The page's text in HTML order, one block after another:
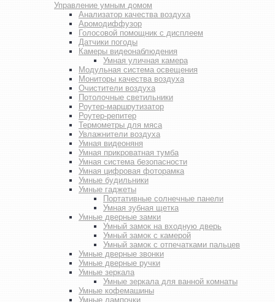
Управление умным домом
Анализатор качества воздуха
Аромодиффузор
Голосовой помощник с дисплеем
Датчики погоды
Камеры видеонаблюдения
Умная уличная камера
Модульная система освещения
Мониторы качества воздуха
Очистители воздуха
Потолочные светильники
Роутер-маршрутизатор
Роутер-репитер
Термометры для мяса
Увлажнители воздуха
Умная видеоняня
Умная прикроватная тумба
Умная система безопасности
Умная цифровая фоторамка
Умные будильники
Умные гаджеты
Портативные солнечные панели
Умная зубная щетка
Умные дверные замки
Умный замок на входную дверь
Умный замок с камерой
Умный замок с отпечатками пальцев
Умные дверные звонки
Умные дверные ручки
Умные зеркала
Умные зеркала для ванной комнаты
Умные кофемашины
Умные лампочки